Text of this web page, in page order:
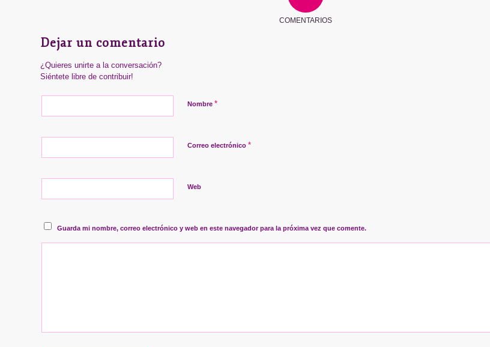
COMENTARIOS
Dejar un comentario
¿Quieres unirte a la conversación?
Siéntete libre de contribuir!
Nombre *
Correo electrónico *
Web
Guarda mi nombre, correo electrónico y web en este navegador para la próxima vez que comente.